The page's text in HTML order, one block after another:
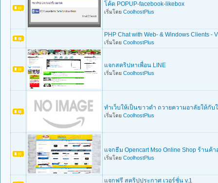
โค้ด POPUP-facebook-likebox
เริ่มโดย CoolhostPlus
PHP Chat with Web- & Windows Clients -
เริ่มโดย CoolhostPlus
แจกสคริปหาเพื่อน LINE
เริ่มโดย CoolhostPlus
ทำเว็บให้เป็นขาวดำ ถวายความอาลัยให้กั
เริ่มโดย CoolhostPlus
แจกธีม Opencart Mso Online Shop ร้านค้
เริ่มโดย CoolhostPlus
แจกฟรี สคริปประกาศ เวอร์ชั่น v.1